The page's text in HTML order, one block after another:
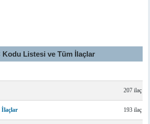
Kodu Listesi ve Tüm İlaçlar
207 ilaç
İlaçlar 193 ilaç